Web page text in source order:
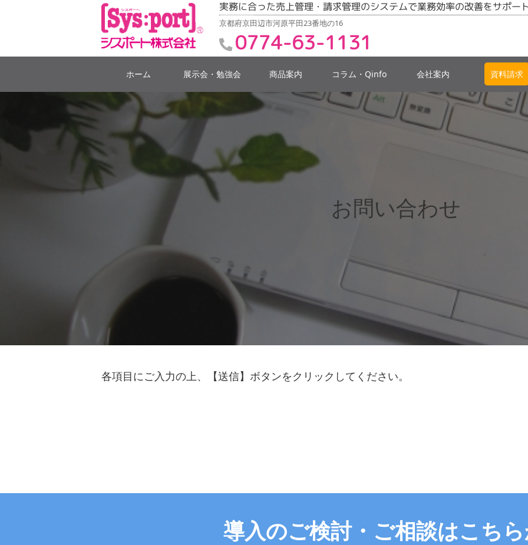
実務に合った売上管理・請求管理のシステムで業務効率の改善をサポー
京都府京田辺市河原平田23番地の16
0774-63-1131
ホーム 展示会・勉強会 商品案内 コラム・Qinfo 会社案内 資料請求
お問い合わせ
各項目にご入力の上、【送信】ボタンをクリックしてください。
導入のご検討・ご相談はこち